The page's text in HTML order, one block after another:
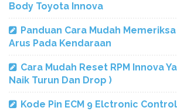
Body Toyota Innova
Panduan Cara Mudah
Arus Pada Kendaraan
Cara Mudah Reset RPM Innova
Naik Turun Dan Drop )
Kode Pin ECM 9 Elctronic